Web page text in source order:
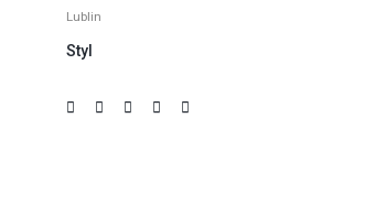
Lublin
Styl